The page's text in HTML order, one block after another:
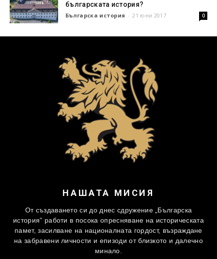
българската история?
Българска история - 21 юни 2017 0
НАШАТА МИСИЯ
От създаването си до днес сдружение „Българска
история” работи в посока опресняване на историческата
памет, засилване на националната гордост, възраждане
на забравени личности и епизоди от близкото и далечно
минало.